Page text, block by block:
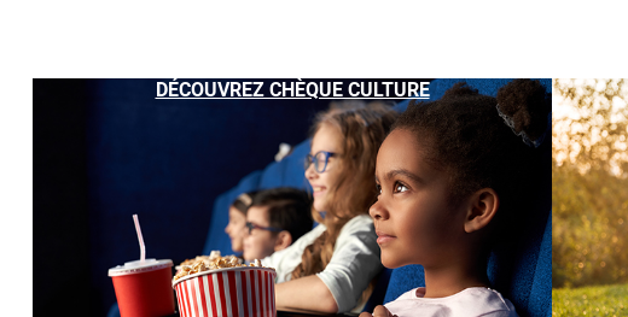
DÉCOUVREZ CHÈQUE CULTURE